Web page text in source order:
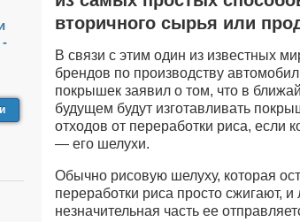
вторичного сырья или
В связи с этим один из известных
брендов по производству
покрышек заявил о том, что в
будущем будут изготавливать
отходов от переработки риса, если
— его шелухи.
Обычно рисовую шелуху, которая
переработки риса просто сжигают,
незначительная часть ее
-